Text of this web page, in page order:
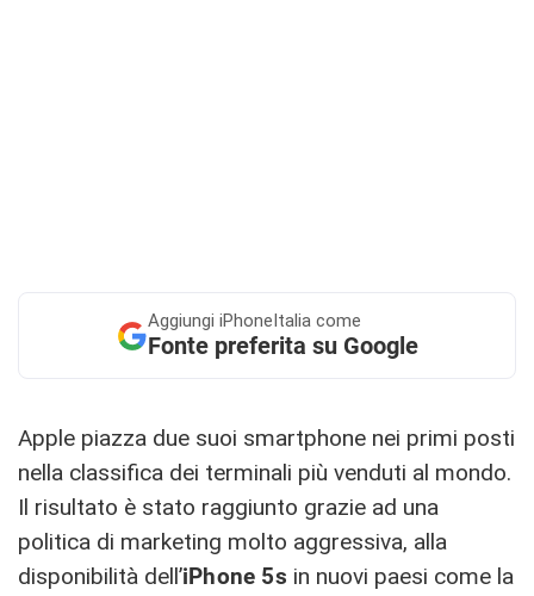
Aggiungi iPhoneItalia come
Fonte preferita su Google
Apple piazza due suoi smartphone nei primi posti
nella classifica dei terminali più venduti al mondo.
Il risultato è stato raggiunto grazie ad una
politica di marketing molto aggressiva, alla
disponibilità dell’iPhone 5s in nuovi paesi come la